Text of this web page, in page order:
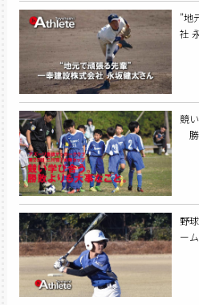
”地
社
競
勝
野
ーム